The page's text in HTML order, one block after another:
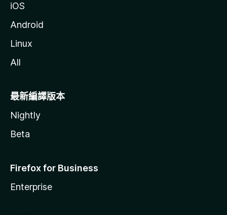
iOS
Android
Linux
All
最新編譯版本
Nightly
Beta
Firefox for Business
Enterprise